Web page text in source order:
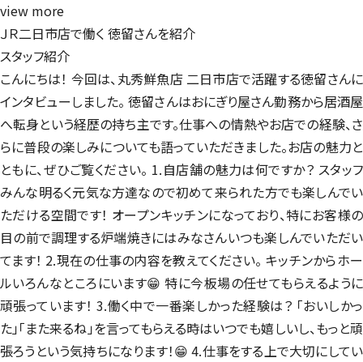
view more
ＪＲ二日市店で働く 徳留さんを紹介
スタッフ紹介
こんにちは！ 今回は、丸秀鮮魚店 二日市店で活躍する徳留さんに
インタビューしました。 徳留さんはおにぎり屋さん勤務から居酒屋
へ転身という経歴の持ち主です。仕事への情熱やお店での経験、さ
らに普段の楽しみについても語っていただきました。お店の魅力と
ともに、ぜひご覧ください。 1.自店舗の魅力は何ですか？ スタッフ
みんな明るく元気な方達なので初めて来られた方でも楽しんでい
ただける空間です！ オープンキッチンになっており、特にお客様の
目の前で調理する炉端焼きにはみなさんいつも楽しんでいただい
てます！ 2.現在の仕事の内容を教えてください。 キッチンからホー
ルいろんなところにいます😁 特に今板場の任せてもらえるように
頑張っています！ 3.働く中で一番楽しかった経験は？ 「おいしかっ
た」「また来るね」を言ってもらえる時はいつでも嬉しいし、もっと頑
張ろうという気持ちになります！😁 4.仕事をする上で大切にしてい